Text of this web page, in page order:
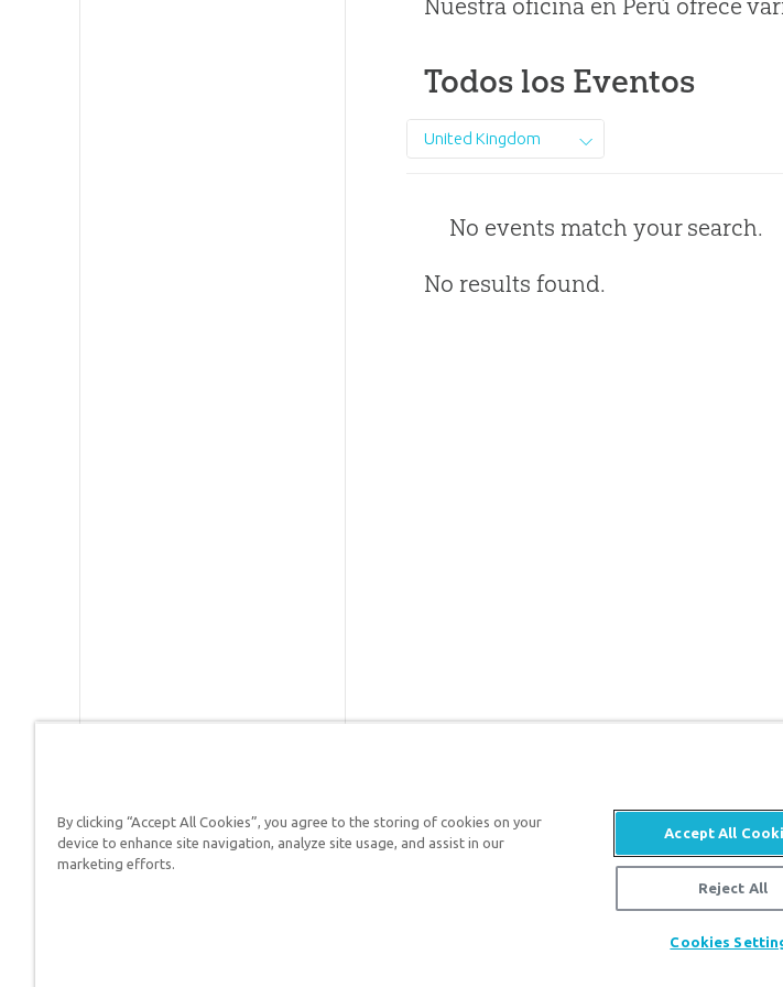
Nuestra oficina en Perú ofrece
Todos los Eventos
United Kingdom
No events match your search.
No results found.
Respuestas en Génesis es un ministerio de apologética, dedicado a
defender su fe y proclamar el evangelio de Jesucristo.
By clicking “Accept All Cookies”, you agree to the storing of cookies on your
device to enhance site navigation, analyze site usage, and assist in our
marketing efforts.
Accept All
Reject All
Cookies